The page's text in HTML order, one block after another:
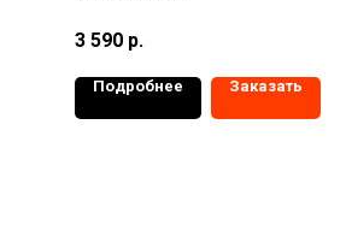
3 590 р.
Подробнее Заказать